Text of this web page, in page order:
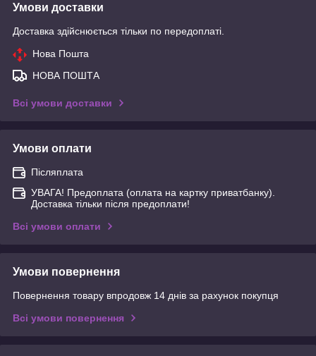
Умови доставки
Доставка здійснюється тільки по передоплаті.
Нова Пошта
НОВА ПОШТА
Всі умови доставки
Умови оплати
Післяплата
УВАГА! Предоплата (оплата на картку приватбанку).
Доставка тільки після предоплати!
Всі умови оплати
Умови повернення
Повернення товару впродовж 14 днів за рахунок покупця
Всі умови повернення